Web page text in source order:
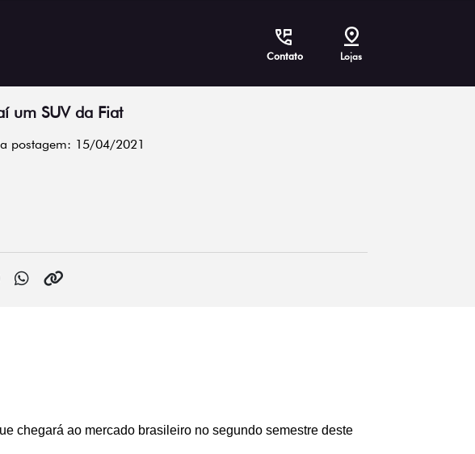
Contato Lojas
um SUV da Fiat
postagem: 15/04/2021
chegará ao mercado brasileiro no segundo semestre deste